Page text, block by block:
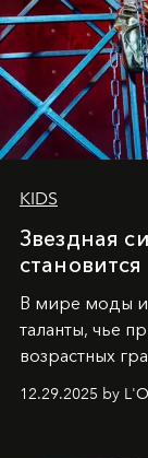
KIDS
Звездная
В мире моды и
таланты, чье
возрастных
харизмы, чье
12.29.2025 by